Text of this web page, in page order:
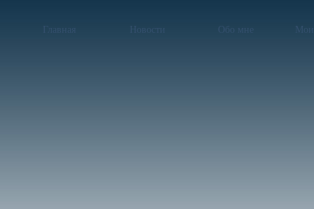
Главная Новости Обо мне